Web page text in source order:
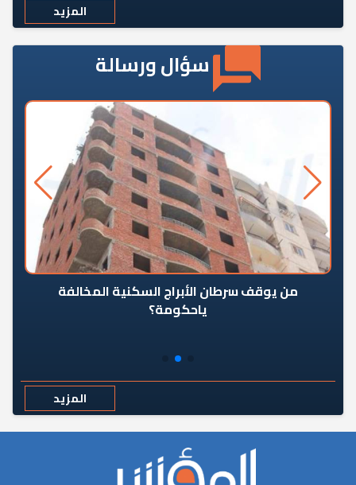
المزيد
سؤال ورسالة
من يوقف سرطان الأبراج السكنية المخالفة
ياحكومة؟
المزيد